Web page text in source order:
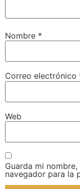
Nombre *
Correo electrónico
Web
Guarda mi
navegador para la